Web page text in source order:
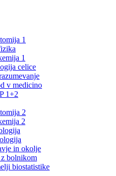
1
1
celice
v medicino
1+2
2
2
in okolje
bolnikom
biostatistike